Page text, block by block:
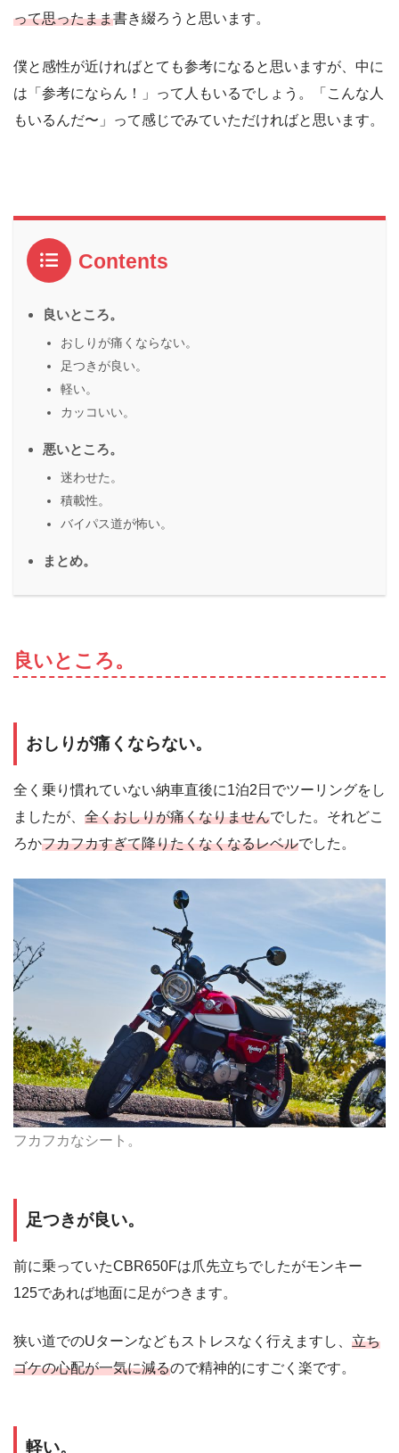
って思ったまま書き綴ろうと思います。
僕と感性が近ければとても参考になると思いますが、中に
は「参考にならん！」って人もいるでしょう。「こんな人
もいるんだ〜」って感じでみていただければと思います。
Contents
良いところ。
おしりが痛くならない。
足つきが良い。
軽い。
カッコいい。
悪いところ。
迷わせた。
積載性。
バイパス道が怖い。
まとめ。
良いところ。
おしりが痛くならない。
全く乗り慣れていない納車直後に1泊2日でツーリングをし
ましたが、 全くおしりが痛くなりませんでした。それどこ
ろかフカフカすぎて降りたくなくなるレベルでした。
フカフカなシート。
足つきが良い。
前に乗っていたCBR650Fは爪先立ちでしたがモンキー
125であれば地面に足がつきます。
狭い道でのUターンなどもストレスなく行えますし、 立ち
ゴケの心配が一気に減るので精神的にすごく楽です。
軽い。